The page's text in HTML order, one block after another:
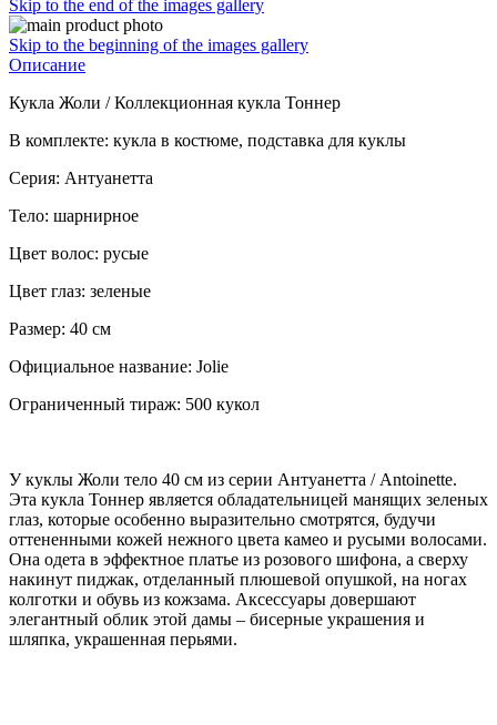
Skip to the end of the images gallery
Skip to the beginning of the images gallery
Описание
Кукла Жоли / Коллекционная кукла Тоннер
В комплекте: кукла в костюме, подставка для куклы
Серия: Антуанетта
Тело: шарнирное
Цвет волос: русые
Цвет глаз: зеленые
Размер: 40 см
Официальное название: Jolie
Ограниченный тираж: 500 кукол
У куклы Жоли тело 40 см из серии Антуанетта / Antoinette.
Эта кукла Тоннер является обладательницей манящих зеленых
глаз, которые особенно выразительно смотрятся, будучи
оттененными кожей нежного цвета камео и русыми волосами.
Она одета в эффектное платье из розового шифона, а сверху
накинут пиджак, отделанный плюшевой опушкой, на ногах
колготки и обувь из кожзама. Аксессуары довершают
элегантный облик этой дамы – бисерные украшения и
шляпка, украшенная перьями.